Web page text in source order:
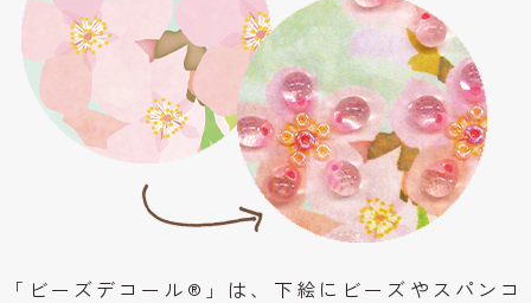
「ビーズデコール®」は、下絵にビーズやスパンコ